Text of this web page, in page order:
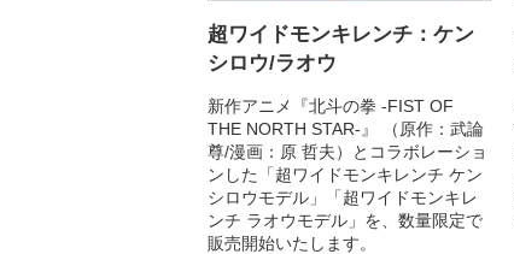
超ワイドモンキレンチ：ケン
シロウ/ラオウ
新作アニメ『北斗の拳 -FIST OF
THE NORTH STAR-』 （原作：武論
尊/漫画：原 哲夫）とコラボレーショ
ンした「超ワイドモンキレンチ ケン
シロウモデル」「超ワイドモンキレ
ンチ ラオウモデル」を、数量限定で
販売開始いたします。